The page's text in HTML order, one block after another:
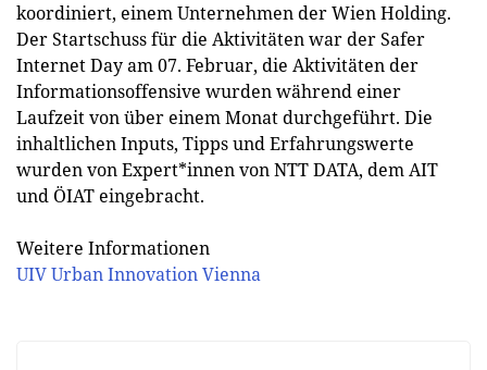
koordiniert, einem Unternehmen der Wien Holding.
Der Startschuss für die Aktivitäten war der Safer
Internet Day am 07. Februar, die Aktivitäten der
Informationsoffensive wurden während einer
Laufzeit von über einem Monat durchgeführt. Die
inhaltlichen Inputs, Tipps und Erfahrungswerte
wurden von Expert*innen von NTT DATA, dem AIT
und ÖIAT eingebracht.
Weitere Informationen
UIV Urban Innovation Vienna